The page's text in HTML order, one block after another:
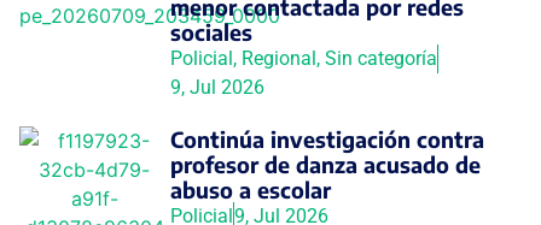
menor contactada por redes
sociales
Policial, Regional, Sin categoría
9, Jul 2026
Continúa investigación contra
profesor de danza acusado de
abuso a escolar
Policial9, Jul 2026